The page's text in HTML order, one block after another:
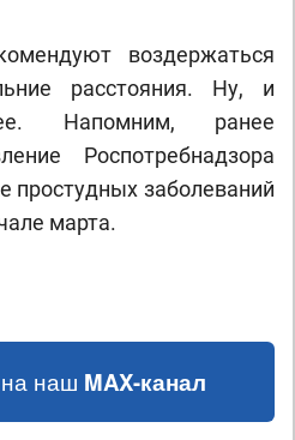
воздержаться
расстояния. Ну, и
Напомним, ранее
Роспотребнадзора
простудных заболеваний
марта.
наш MAX-канал